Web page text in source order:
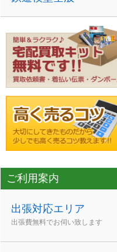
ご利用案内
出張対応エリア
出張費無料でお伺い致します